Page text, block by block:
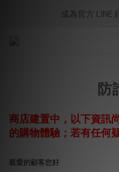
成為官方 LINE
防
商店建置中，以下資訊
的購物體驗；若有任何
親愛的顧客您好